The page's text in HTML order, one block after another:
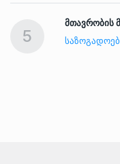
5
მთავრობის